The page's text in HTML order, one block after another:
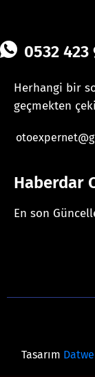
0532 423
Herhangi bir
geçmekten
Haberdar
En son
Tasarım